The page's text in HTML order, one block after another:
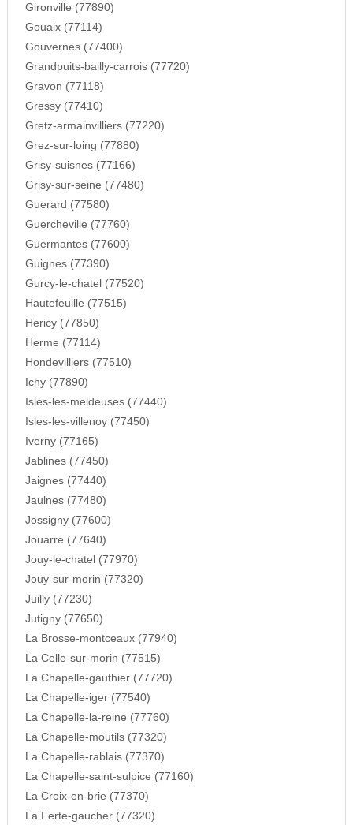
Gironville (77890)
Gouaix (77114)
Gouvernes (77400)
Grandpuits-bailly-carrois (77720)
Gravon (77118)
Gressy (77410)
Gretz-armainvilliers (77220)
Grez-sur-loing (77880)
Grisy-suisnes (77166)
Grisy-sur-seine (77480)
Guerard (77580)
Guercheville (77760)
Guermantes (77600)
Guignes (77390)
Gurcy-le-chatel (77520)
Hautefeuille (77515)
Hericy (77850)
Herme (77114)
Hondevilliers (77510)
Ichy (77890)
Isles-les-meldeuses (77440)
Isles-les-villenoy (77450)
Iverny (77165)
Jablines (77450)
Jaignes (77440)
Jaulnes (77480)
Jossigny (77600)
Jouarre (77640)
Jouy-le-chatel (77970)
Jouy-sur-morin (77320)
Juilly (77230)
Jutigny (77650)
La Brosse-montceaux (77940)
La Celle-sur-morin (77515)
La Chapelle-gauthier (77720)
La Chapelle-iger (77540)
La Chapelle-la-reine (77760)
La Chapelle-moutils (77320)
La Chapelle-rablais (77370)
La Chapelle-saint-sulpice (77160)
La Croix-en-brie (77370)
La Ferte-gaucher (77320)